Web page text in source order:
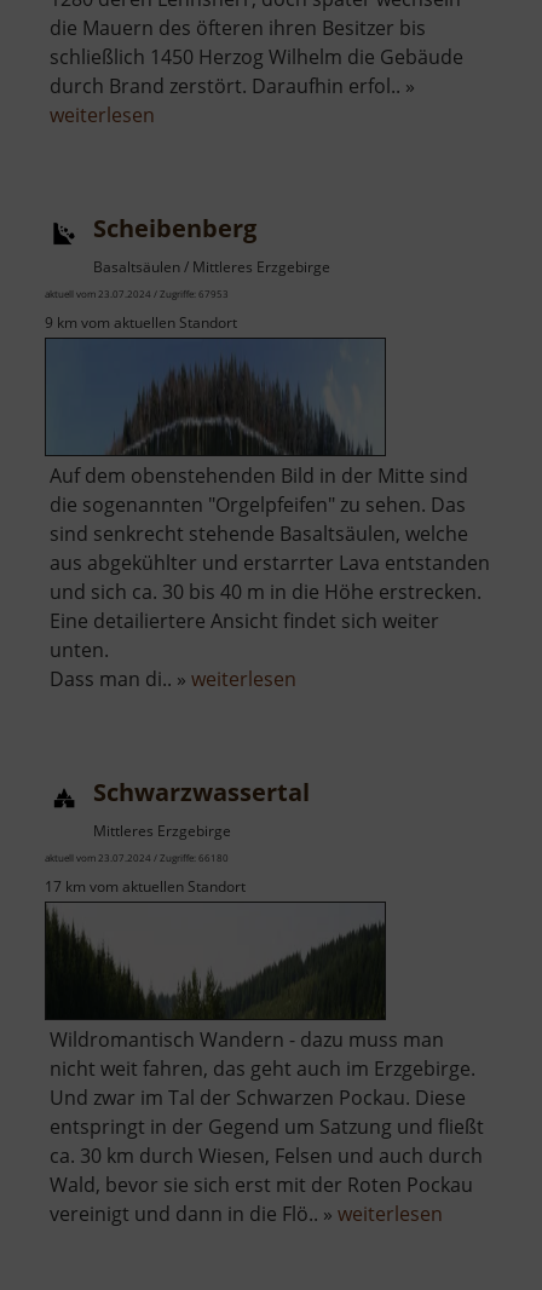
die Mauern des öfteren ihren Besitzer bis
schließlich 1450 Herzog Wilhelm die Gebäude
durch Brand zerstört. Daraufhin erfol.. »
weiterlesen
Scheibenberg
Basaltsäulen / Mittleres Erzgebirge
aktuell vom 23.07.2024 / Zugriffe: 67953
9 km vom aktuellen Standort
Auf dem obenstehenden Bild in der Mitte sind
die sogenannten "Orgelpfeifen" zu sehen. Das
sind senkrecht stehende Basaltsäulen, welche
aus abgekühlter und erstarrter Lava entstanden
und sich ca. 30 bis 40 m in die Höhe erstrecken.
Eine detailiertere Ansicht findet sich weiter
unten.
Dass man di.. » weiterlesen
Schwarzwassertal
Mittleres Erzgebirge
aktuell vom 23.07.2024 / Zugriffe: 66180
17 km vom aktuellen Standort
Wildromantisch Wandern - dazu muss man
nicht weit fahren, das geht auch im Erzgebirge.
Und zwar im Tal der Schwarzen Pockau. Diese
entspringt in der Gegend um Satzung und fließt
ca. 30 km durch Wiesen, Felsen und auch durch
Wald, bevor sie sich erst mit der Roten Pockau
vereinigt und dann in die Flö.. » weiterlesen